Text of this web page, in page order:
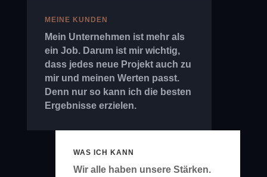
MEINE KUNDEN
Mein Unternehmen ist mehr als
ein Job. Darum ist mir wichtig,
dass jedes neue Projekt auch zu
mir und meinen Werten passt.
Denn nur so kann ich die besten
Ergebnisse erzielen.
WAS ICH KANN
Wir alle haben unsere Stärken.